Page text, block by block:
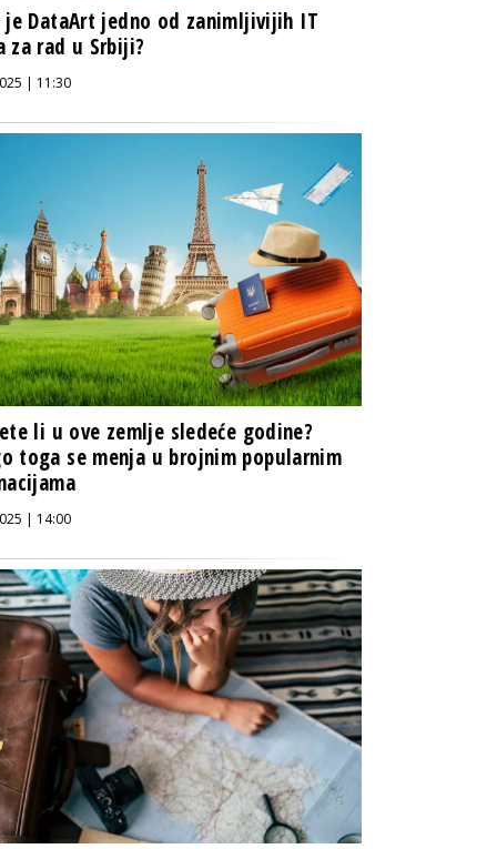
je DataArt jedno od zanimljivijih IT
za rad u Srbiji?
| 11:30
li u ove zemlje sledeće godine?
toga se menja u brojnim popularnim
| 14:00